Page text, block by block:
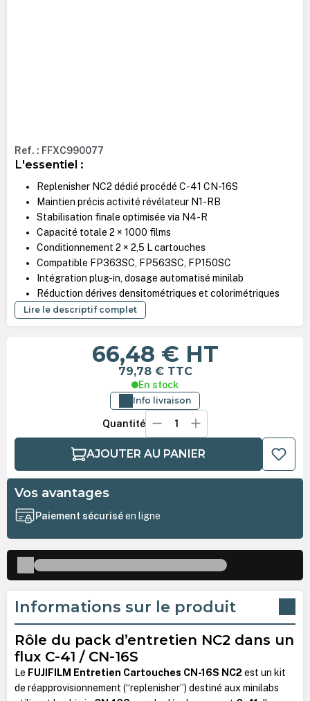
Ref. : FFXC990077
L'essentiel :
Replenisher NC2 dédié procédé C-41 CN-16S
Maintien précis activité révélateur N1-RB
Stabilisation finale optimisée via N4-R
Capacité totale 2 × 1000 films
Conditionnement 2 × 2,5 L cartouches
Compatible FP363SC, FP563SC, FP150SC
Intégration plug-in, dosage automatisé minilab
Réduction dérives densitométriques et colorimétriques
Lire le descriptif complet
66,48 € HT
79,78 € TTC
En stock
Info livraison
Quantité
AJOUTER AU PANIER
Vos avantages
Paiement sécuriséen ligne
Informations sur le produit
Rôle du pack d’entretien NC2 dans un
flux C-41 / CN-16S
Le FUJIFILM Entretien Cartouches CN-16S NC2 est un kit
de réapprovisionnement (“replenisher”) destiné aux minilabs